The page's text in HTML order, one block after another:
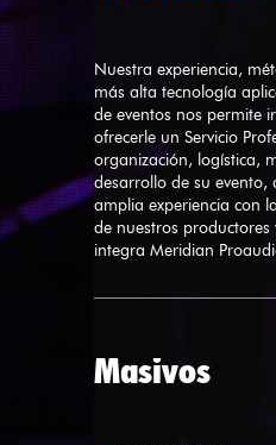
Nuestra experiencia,
más alta tecnología
de eventos nos permite
ofrecerle un Servicio
organización, logística,
desarrollo de su evento,
amplia experiencia con
de nuestros
integra Meridian
Masivos